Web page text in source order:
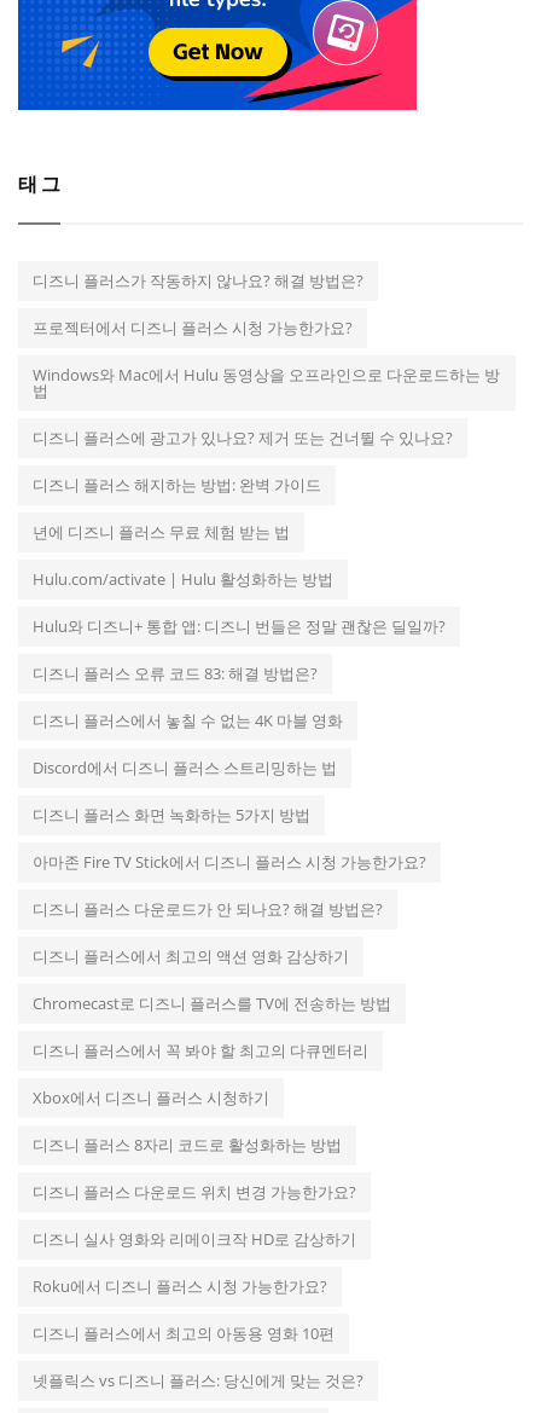
태그
디즈니 플러스가 작동하지 않나요? 해결 방법은?
프로젝터에서 디즈니 플러스 시청 가능한가요?
Windows와 Mac에서 Hulu 동영상을 오프라인으로 다운로드하는 방
법
디즈니 플러스에 광고가 있나요? 제거 또는 건너뛸 수 있나요?
디즈니 플러스 해지하는 방법: 완벽 가이드
년에 디즈니 플러스 무료 체험 받는 법
Hulu.com/activate | Hulu 활성화하는 방법
Hulu와 디즈니+ 통합 앱: 디즈니 번들은 정말 괜찮은 딜일까?
디즈니 플러스 오류 코드 83: 해결 방법은?
디즈니 플러스에서 놓칠 수 없는 4K 마블 영화
Discord에서 디즈니 플러스 스트리밍하는 법
디즈니 플러스 화면 녹화하는 5가지 방법
아마존 Fire TV Stick에서 디즈니 플러스 시청 가능한가요?
디즈니 플러스 다운로드가 안 되나요? 해결 방법은?
디즈니 플러스에서 최고의 액션 영화 감상하기
Chromecast로 디즈니 플러스를 TV에 전송하는 방법
디즈니 플러스에서 꼭 봐야 할 최고의 다큐멘터리
Xbox에서 디즈니 플러스 시청하기
디즈니 플러스 8자리 코드로 활성화하는 방법
디즈니 플러스 다운로드 위치 변경 가능한가요?
디즈니 실사 영화와 리메이크작 HD로 감상하기
Roku에서 디즈니 플러스 시청 가능한가요?
디즈니 플러스에서 최고의 아동용 영화 10편
넷플릭스 vs 디즈니 플러스: 당신에게 맞는 것은?